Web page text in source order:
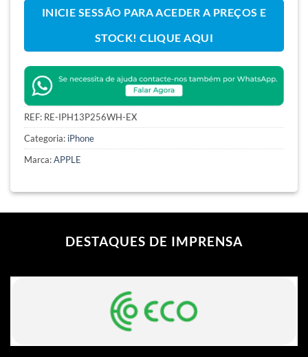
INICIE SESSÃO PARA ACEDER A PREÇOS E
STOCK! CLIQUE AQUI
REF: RE-IPH13P256WH-EX
Categoria: iPhone
Marca:APPLE
DESTAQUES DE IMPRENSA